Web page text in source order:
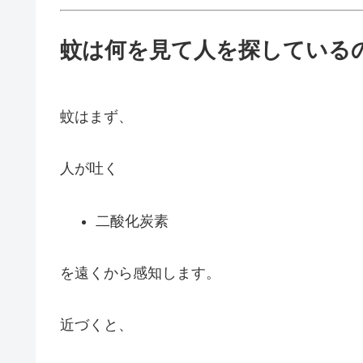
蚊は何を見て人を探している
蚊はまず、
人が吐く
二酸化炭素
を遠くから感知します。
近づくと、